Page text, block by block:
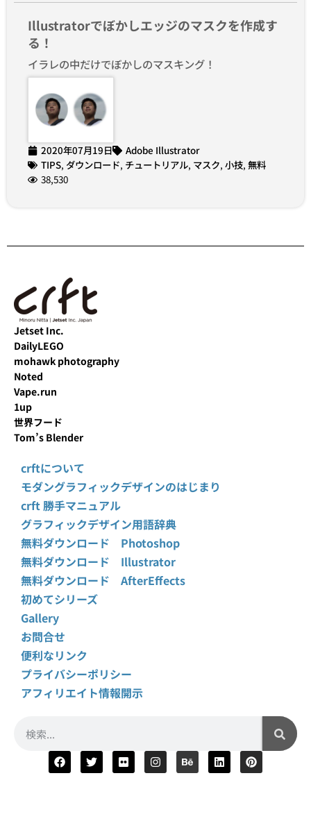
Illustratorでぼかしエッジのマスクを作成す
る！
イラレの中だけでぼかしのマスキング！
2020年07月19日
Adobe Illustrator
TIPS, ダウンロード, チュートリアル, マスク, 小技, 無料
38,530
Jetset Inc.
DailyLEGO
mohawk photography
Noted
Vape.run
1up
世界フード
Tom’s Blender
crftについて
モダングラフィックデザインのはじまり
crft 勝手マニュアル
グラフィックデザイン用語辞典
無料ダウンロード Photoshop
無料ダウンロード Illustrator
無料ダウンロード AfterEffects
初めてシリーズ
Gallery
お問合せ
便利なリンク
プライバシーポリシー
アフィリエイト情報開示